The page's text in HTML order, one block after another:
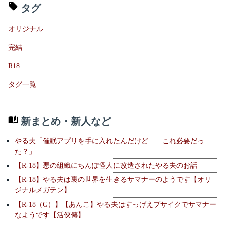
タグ
オリジナル
完結
R18
タグ一覧
新まとめ・新人など
やる夫「催眠アプリを手に入れたんだけど……これ必要だっ
た？」
【R-18】悪の組織にちんぽ怪人に改造されたやる夫のお話
【R-18】やる夫は裏の世界を生きるサマナーのようです【オリ
ジナルメガテン】
【R-18（G）】【あんこ】やる夫はすっげえブサイクでサマナー
なようです【活俠傳】